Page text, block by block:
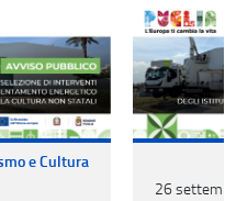
e Cultura
26